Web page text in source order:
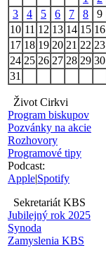
3
4 5 6 7 8
9
10 11 12 13 14 15 16
17 18 19 20 21 22 23
24 25 26 27 28 29 30
31
Život Cirkvi
Program biskupov
Pozvánky na akcie
Rozhovory
Programové tipy
Podcast:
Apple|Spotify
Sekretariát KBS
Jubilejný rok 2025
Synoda
Zamyslenia KBS